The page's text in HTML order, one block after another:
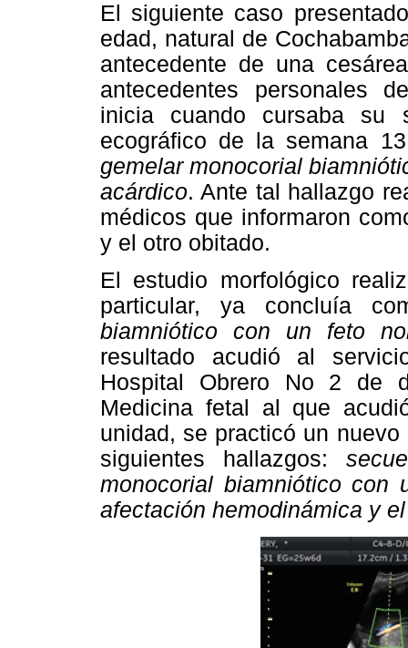
El siguiente caso
edad, natural de
antecedente de una
antecedentes personales
inicia cuando cursaba su
ecográfico de la semana
gemelar monocorial
acárdico. Ante tal hallazgo
médicos que informaron
y el otro obitado.
El estudio morfológico
particular, ya concluía
biamniótico con un feto
resultado acudió al
Hospital Obrero No 2 de
Medicina fetal al que
unidad, se practicó un
siguientes hallazgos:
monocorial biamniótico con
afectación hemodinámica y